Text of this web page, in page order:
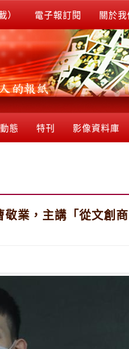
） 電子報訂閱 關於我
態 特刊 影像資料庫
業，主講「從文創